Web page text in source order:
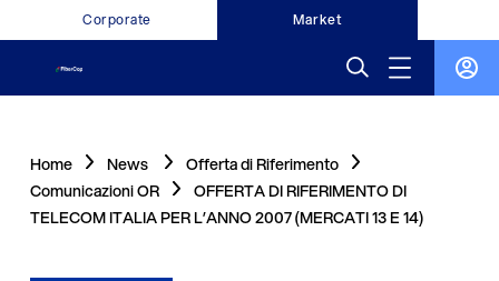
Corporate Market
Home News
Offerta di Riferimento
Comunicazioni OR
OFFERTA DI RIFERIMENTO DI
TELECOM ITALIA PER L’ANNO 2007 (MERCATI 13 E 14)